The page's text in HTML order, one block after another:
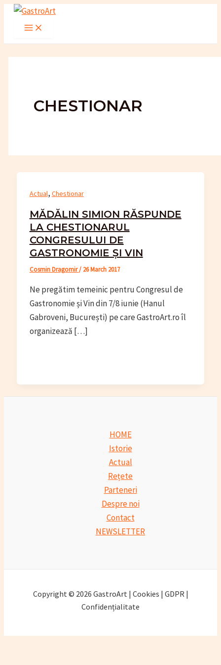
Skip
Main
CHESTIONAR
Actual, Chestionar
MĂDĂLIN SIMION RĂSPUNDE
LA CHESTIONARUL
CONGRESULUI DE
GASTRONOMIE ȘI VIN
Cosmin Dragomir/ 26 March 2017
Ne pregătim temeinic pentru Congresul de
Gastronomie și Vin din 7/8 iunie (Hanul
Gabroveni, București) pe care GastroArt.ro îl
organizează […]
HOME
Istorie
Actual
Rețete
Parteneri
Despre noi
Contact
NEWSLETTER
Copyright © 2026 GastroArt | Cookies | GDPR |
Confidențialitate